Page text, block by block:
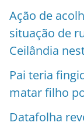
Ação de
situação de
Ceilândia
Pai teria
matar filho
Datafolha